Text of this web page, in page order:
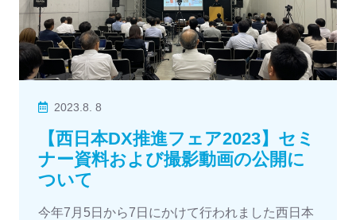
2023.8. 8
【西日本DX推進フェア2023】セミ
ナー資料および撮影動画の公開に
ついて
今年7月5日から7日にかけて行われました西日本